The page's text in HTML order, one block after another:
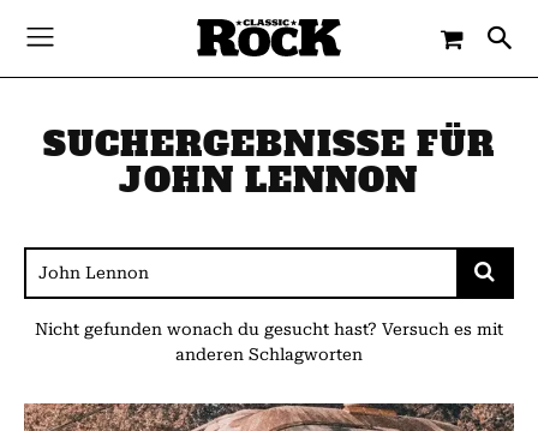
SUCHERGEBNISSE FÜR
JOHN LENNON
Nicht gefunden wonach du gesucht hast? Versuch es mit
anderen Schlagworten